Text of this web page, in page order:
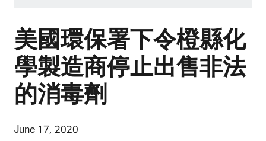
美國環保署下令橙縣化
學製造商停止出售非法
的消毒劑
June 17, 2020